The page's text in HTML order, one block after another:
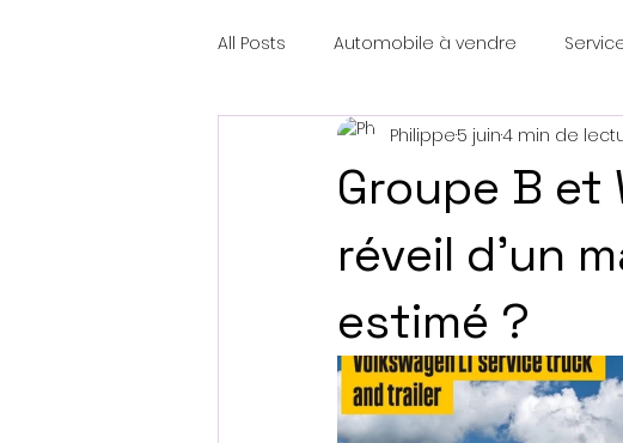
All Posts Automobile à vendre
Groupe B et
réveil d'un
estimé ?
Philippe5 juin4 min de